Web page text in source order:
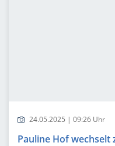
24.05.2025 | 09:26 Uhr
Pauline Hof wechselt